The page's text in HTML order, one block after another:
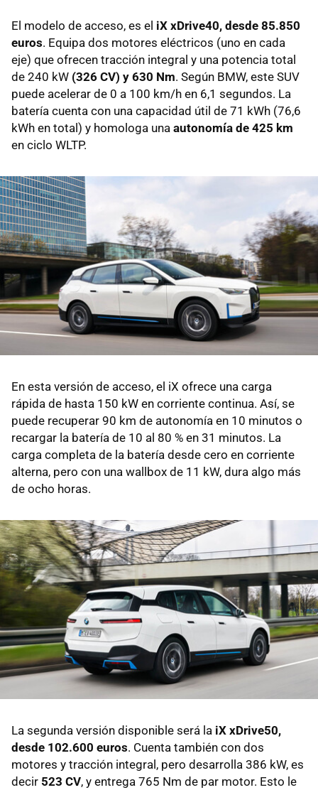
El modelo de acceso, es el iX xDrive40, desde 85.850
euros. Equipa dos motores eléctricos (uno en cada
eje) que ofrecen tracción integral y una potencia total
de 240 kW (326 CV) y 630 Nm. Según BMW, este SUV
puede acelerar de 0 a 100 km/h en 6,1 segundos. La
batería cuenta con una capacidad útil de 71 kWh (76,6
kWh en total) y homologa una autonomía de 425 km
en ciclo WLTP.
En esta versión de acceso, el iX ofrece una carga
rápida de hasta 150 kW en corriente continua. Así, se
puede recuperar 90 km de autonomía en 10 minutos o
recargar la batería de 10 al 80 % en 31 minutos. La
carga completa de la batería desde cero en corriente
alterna, pero con una wallbox de 11 kW, dura algo más
de ocho horas.
La segunda versión disponible será la iX xDrive50,
desde 102.600 euros. Cuenta también con dos
motores y tracción integral, pero desarrolla 386 kW, es
decir 523 CV, y entrega 765 Nm de par motor. Esto le